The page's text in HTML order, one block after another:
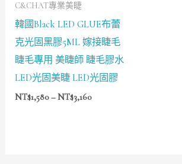
C&CHAT專業美睫
韓國Black LED GLUE布蕾
克光固黑膠5ML 嫁接睫毛
睫毛專用 美睫師 睫毛膠水
LED光固美睫 LED光固膠
NT$1,580–NT$3,160